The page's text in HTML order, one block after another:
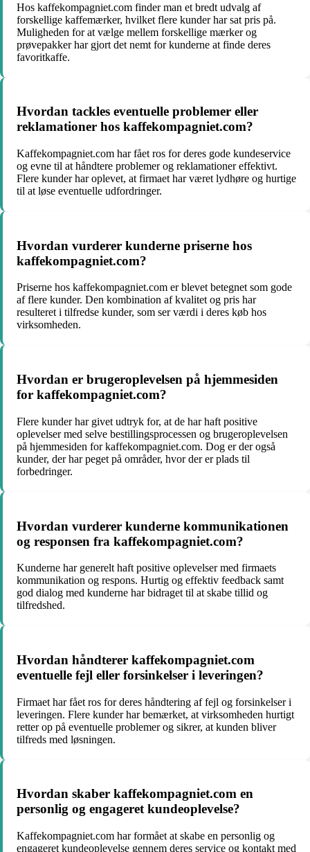
Hos kaffekompagniet.com finder man et bredt udvalg af
forskellige kaffemærker, hvilket flere kunder har sat pris på.
Muligheden for at vælge mellem forskellige mærker og
prøvepakker har gjort det nemt for kunderne at finde deres
favoritkaffe.
Hvordan tackles eventuelle problemer eller
reklamationer hos kaffekompagniet.com?
Kaffekompagniet.com har fået ros for deres gode kundeservice
og evne til at håndtere problemer og reklamationer effektivt.
Flere kunder har oplevet, at firmaet har været lydhøre og hurtige
til at løse eventuelle udfordringer.
Hvordan vurderer kunderne priserne hos
kaffekompagniet.com?
Priserne hos kaffekompagniet.com er blevet betegnet som gode
af flere kunder. Den kombination af kvalitet og pris har
resulteret i tilfredse kunder, som ser værdi i deres køb hos
virksomheden.
Hvordan er brugeroplevelsen på hjemmesiden
for kaffekompagniet.com?
Flere kunder har givet udtryk for, at de har haft positive
oplevelser med selve bestillingsprocessen og brugeroplevelsen
på hjemmesiden for kaffekompagniet.com. Dog er der også
kunder, der har peget på områder, hvor der er plads til
forbedringer.
Hvordan vurderer kunderne kommunikationen
og responsen fra kaffekompagniet.com?
Kunderne har generelt haft positive oplevelser med firmaets
kommunikation og respons. Hurtig og effektiv feedback samt
god dialog med kunderne har bidraget til at skabe tillid og
tilfredshed.
Hvordan håndterer kaffekompagniet.com
eventuelle fejl eller forsinkelser i leveringen?
Firmaet har fået ros for deres håndtering af fejl og forsinkelser i
leveringen. Flere kunder har bemærket, at virksomheden hurtigt
retter op på eventuelle problemer og sikrer, at kunden bliver
tilfreds med løsningen.
Hvordan skaber kaffekompagniet.com en
personlig og engageret kundeoplevelse?
Kaffekompagniet.com har formået at skabe en personlig og
engageret kundeoplevelse gennem deres service og kontakt med